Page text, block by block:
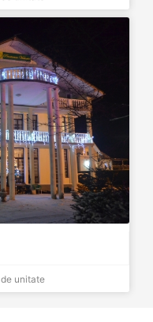
de unitate